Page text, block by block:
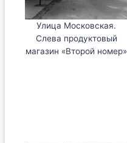
Улица Московская.
Слева продуктовый
магазин «Второй номер»